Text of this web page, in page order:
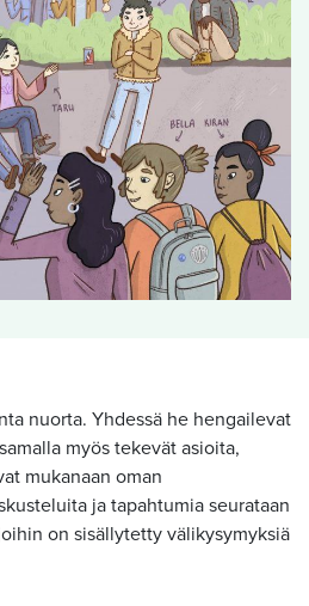
nuorta. Yhdessä he hengailevat
myös tekevät asioita,
mukanaan oman
ja tapahtumia seurataan
on sisällytetty välikysymyksiä